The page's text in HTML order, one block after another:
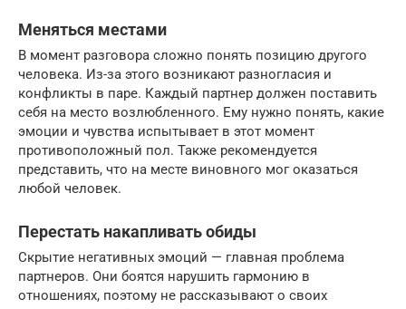
Меняться местами
В момент разговора сложно понять позицию другого
человека. Из-за этого возникают разногласия и
конфликты в паре. Каждый партнер должен поставить
себя на место возлюбленного. Ему нужно понять, какие
эмоции и чувства испытывает в этот момент
противоположный пол. Также рекомендуется
представить, что на месте виновного мог оказаться
любой человек.
Перестать накапливать обиды
Скрытие негативных эмоций — главная проблема
партнеров. Они боятся нарушить гармонию в
отношениях, поэтому не рассказывают о своих